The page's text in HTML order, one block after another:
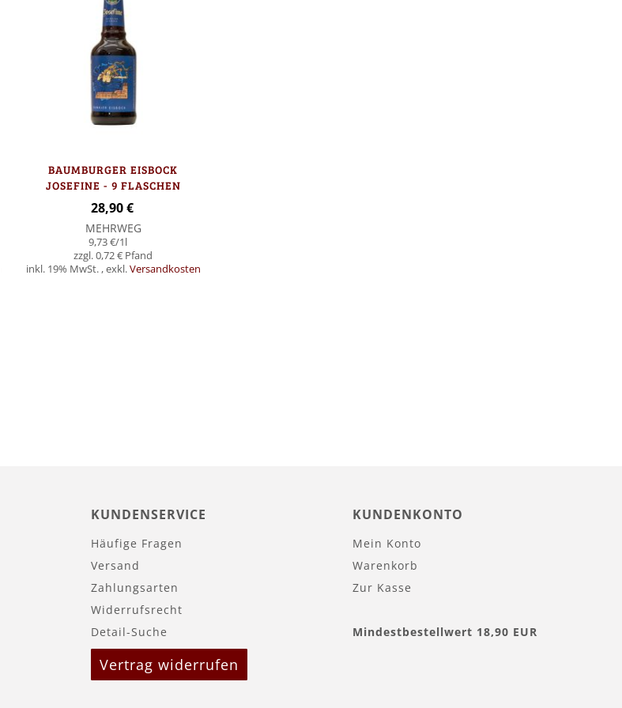
BAUMBURGER EISBOCK
JOSEFINE - 9 FLASCHEN
28,90 €
MEHRWEG
9,73 €/1l
0,72 €
inkl. 19% MwSt.,exkl.Versandkosten
KUNDENSERVICE
Häufige Fragen
Versand
Zahlungsarten
Widerrufsrecht
Detail-Suche
Vertrag widerrufen
KUNDENKONTO
Mein Konto
Warenkorb
Zur Kasse
Mindestbestellwert 18,90 EUR